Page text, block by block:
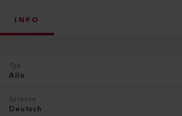
INFO
Typ
Alle
Sprache
Deutsch